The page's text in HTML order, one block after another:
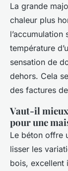
La grande
chaleur plus
température
sensation de
dehors. Cela
des factures
Vaut-il
pour une
Le béton offre
lisser les
bois, excellent